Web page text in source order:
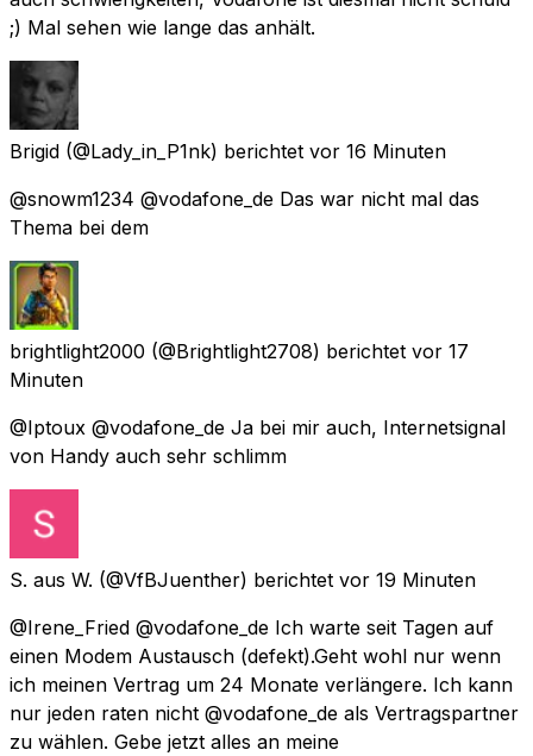
;) Mal sehen wie lange das anhält.
Brigid (@Lady_in_P1nk) berichtet vor 16 Minuten
@snowm1234 @vodafone_de Das war nicht mal das
Thema bei dem
brightlight2000 (@Brightlight2708) berichtet vor 17
Minuten
@Iptoux @vodafone_de Ja bei mir auch, Internetsignal
von Handy auch sehr schlimm
S. aus W. (@VfBJuenther) berichtet vor 19 Minuten
@Irene_Fried @vodafone_de Ich warte seit Tagen auf
einen Modem Austausch (defekt).Geht wohl nur wenn
ich meinen Vertrag um 24 Monate verlängere. Ich kann
nur jeden raten nicht @vodafone_de als Vertragspartner
zu wählen. Gebe jetzt alles an meine